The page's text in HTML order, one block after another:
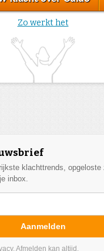
Zo werkt het
klachttrends, opgeloste
inbox.
Aanmelden
Afmelden kan altijd.